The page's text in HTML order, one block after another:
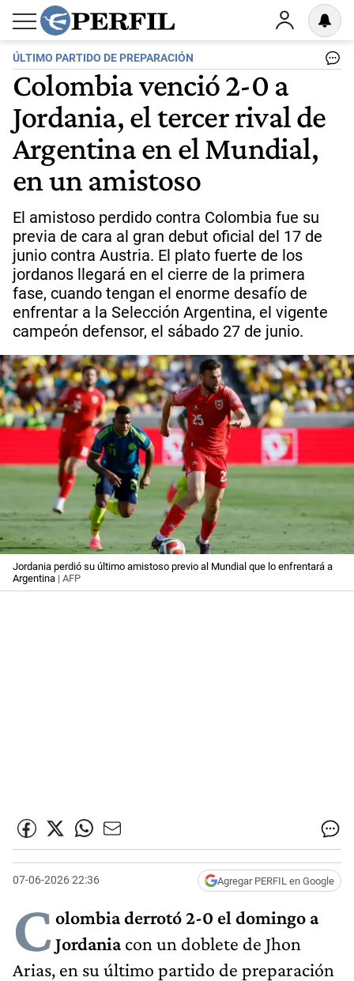
ÚLTIMO PARTIDO DE PREPARACIÓN
Colombia venció 2-0 a
Jordania, el tercer rival de
Argentina en el Mundial,
en un amistoso
El amistoso perdido contra Colombia fue su
previa de cara al gran debut oficial del 17 de
junio contra Austria. El plato fuerte de los
jordanos llegará en el cierre de la primera
fase, cuando tengan el enorme desafío de
enfrentar a la Selección Argentina, el vigente
campeón defensor, el sábado 27 de junio.
Jordania perdió su último amistoso previo al Mundial que lo enfrentará a
Argentina | AFP
07-06-2026 22:36 Agregar PERFIL en Google
Colombia derrotó 2-0 el domingo a
Jordaniacon un doblete de Jhon
Arias, en su último partido de preparación